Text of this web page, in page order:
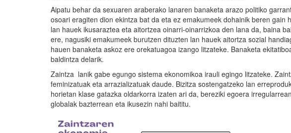
Aipatu behar da sexuaren araberako lanaren banaketa arazo politiko
osoari eragiten dion ekintza bat da eta ez emakumeek dohainik beren
lan hauek ikusaraztea eta aitortzea oinarri-oinarrizkoa den lana da, baina
ere, nagusiki emakumeek burutzen dituzten lan hauek aitortza sozial
hauen banaketa askoz ere orekatuagoa izango litzateke. Banaketa
baldintza delarik.
Zaintza lanik gabe egungo sistema ekonomikoa irauli egingo litzateke.
feminizatuak eta arrazializatuak daude. Bizitza sostengatzeko lan
horietan klase gatazka oldarkorra izaten ari da, bereziki egoera
globalak bazterrean eta ikusezin nahi baititu.